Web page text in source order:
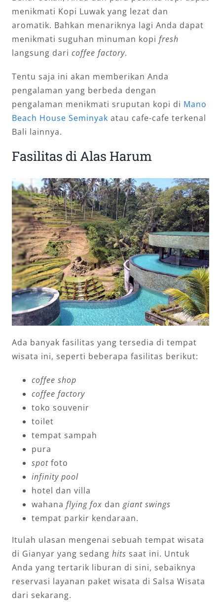
menikmati Kopi Luwak yang lezat dan
aromatik. Bahkan menariknya lagi Anda dapat
menikmati suguhan minuman kopi fresh
langsung dari coffee factory.
Tentu saja ini akan memberikan Anda
pengalaman yang berbeda dengan
pengalaman menikmati sruputan kopi di Mano
Beach House Seminyak atau cafe-cafe terkenal
Bali lainnya.
Fasilitas di Alas Harum
Ada banyak fasilitas yang tersedia di tempat
wisata ini, seperti beberapa fasilitas berikut:
coffee shop
coffee factory
toko souvenir
toilet
tempat sampah
pura
spotfoto
infinity pool
hotel dan villa
wahana flying fox dan giant swings
tempat parkir kendaraan.
Itulah ulasan mengenai sebuah tempat wisata
di Gianyar yang sedang hits saat ini. Untuk
Anda yang tertarik liburan di sini, sebaiknya
reservasi layanan paket wisata di Salsa Wisata
dari sekarang.